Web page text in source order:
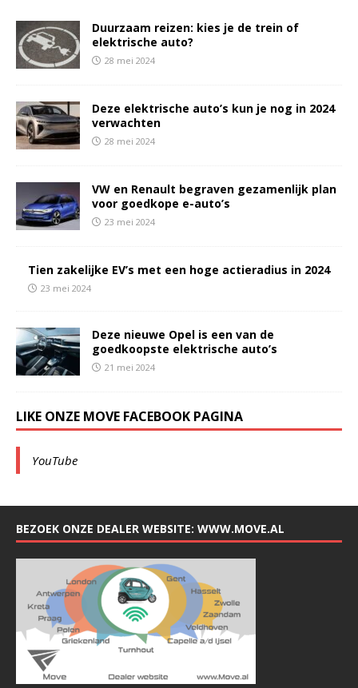
Duurzaam reizen: kies je de trein of
elektrische auto?
28 mei 2024
Deze elektrische auto’s kun je nog in 2024
verwachten
28 mei 2024
VW en Renault begraven gezamenlijk plan
voor goedkope e-auto’s
23 mei 2024
Tien zakelijke EV’s met een hoge actieradius in 2024
23 mei 2024
Deze nieuwe Opel is een van de
goedkoopste elektrische auto’s
21 mei 2024
LIKE ONZE MOVE FACEBOOK PAGINA
YouTube
BEZOEK ONZE DEALER WEBSITE: WWW.MOVE.AL